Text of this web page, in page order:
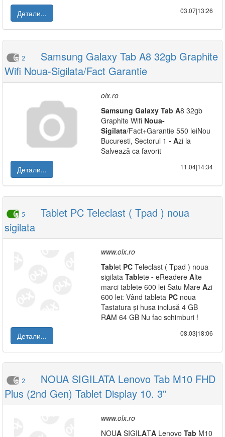
Детали...
03.07|13:26
2
Samsung Galaxy Tab A8 32gb Graphite
Wifi Noua-Sigilata/Fact Garantie
olx.ro
Samsung Galaxy Tab A8 32gb
Graphite Wifi Noua-
Sigilata/Fact+Garantie 550 leiNou
Bucuresti, Sectorul 1 - Azi la
Salvează ca favorit
Детали...
11.04|14:34
5
Tablet PC Teleclast ( Tpad ) noua
sigilata
www.olx.ro
Tablet PC Teleclast ( Tpad ) noua
sigilata Tablete - eReadere Alte
marci tablete 600 lei Satu Mare Azi
600 lei: Vând tableta PC noua
Tastatura și husa inclusă 4 GB
RAM 64 GB Nu fac schimburi !
Детали...
08.03|18:06
2
NOUA SIGILATA Lenovo Tab M10 FHD
Plus (2nd Gen) Tablet Display 10. 3"
www.olx.ro
NOUA SIGILATA Lenovo Tab M10